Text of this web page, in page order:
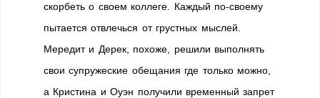
скорбеть о своем коллеге. Каждый по-своему
пытается отвлечься от грустных мыслей.
Мередит и Дерек, похоже, решили выполнять
свои супружеские обещания где только можно,
а Кристина и Оуэн получили временный запрет